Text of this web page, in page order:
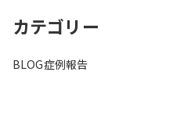
カテゴリー
BLOG症例報告